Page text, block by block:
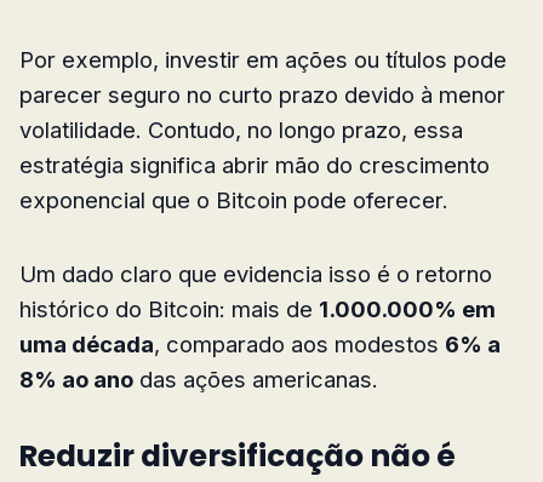
Por exemplo, investir em ações ou títulos pode
parecer seguro no curto prazo devido à menor
volatilidade. Contudo, no longo prazo, essa
estratégia significa abrir mão do crescimento
exponencial que o Bitcoin pode oferecer.
Um dado claro que evidencia isso é o retorno
histórico do Bitcoin: mais de 1.000.000% em
uma década, comparado aos modestos 6% a
8% ao ano das ações americanas.
Reduzir diversificação não é